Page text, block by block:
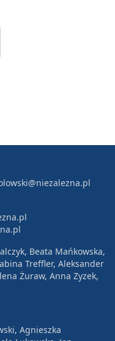
Beata Mańkowska,
Treffler, Aleksander
Żuraw, Anna Zyzek,
Agnieszka